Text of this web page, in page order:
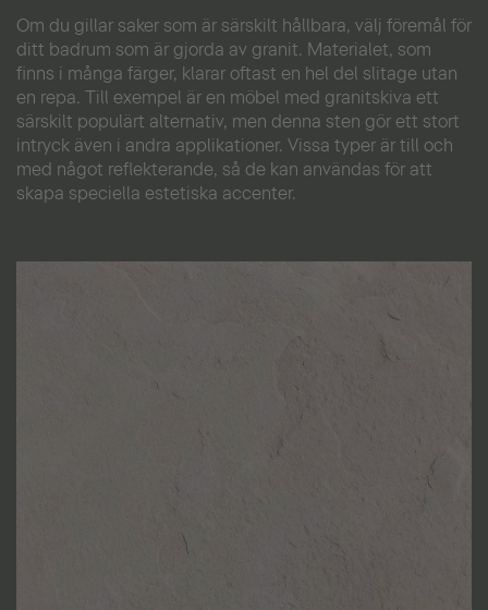
Om du gillar saker som är särskilt hållbara, välj föremål för
ditt badrum som är gjorda av granit. Materialet, som
finns i många färger, klarar oftast en hel del slitage utan
en repa. Till exempel är en möbel med granitskiva ett
särskilt populärt alternativ, men denna sten gör ett stort
intryck även i andra applikationer. Vissa typer är till och
med något reflekterande, så de kan användas för att
skapa speciella estetiska accenter.